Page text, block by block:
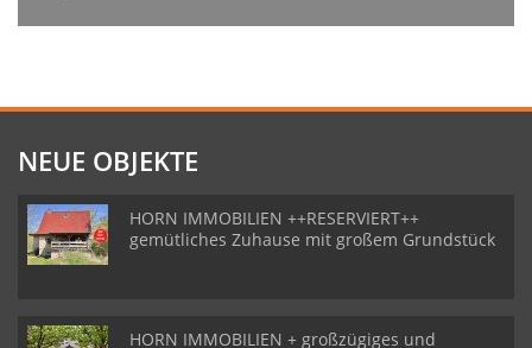
NEUE OBJEKTE
HORN IMMOBILIEN ++RESERVIERT++
gemütliches Zuhause mit großem Grundstück
HORN IMMOBILIEN + großzügiges und